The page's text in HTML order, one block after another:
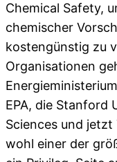
Chemical Safety,
chemischer
kostengünstig zu
Organisationen
EPA, die Stanford
Sciences und jetzt
wohl einer der